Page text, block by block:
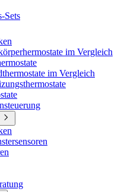
Sets
im Vergleich
im Vergleich